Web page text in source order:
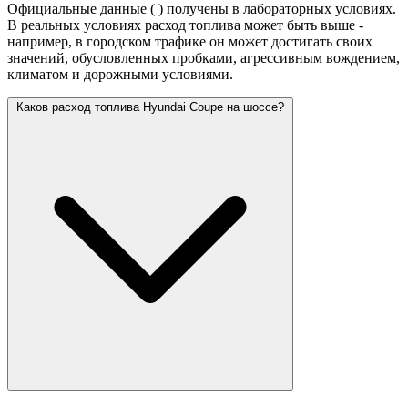
Официальные данные ( ) получены в лабораторных условиях.
В реальных условиях расход топлива может быть выше -
например, в городском трафике он может достигать своих
значений, обусловленных пробками, агрессивным вождением,
климатом и дорожными условиями.
Каков расход топлива Hyundai Coupe на шоссе?